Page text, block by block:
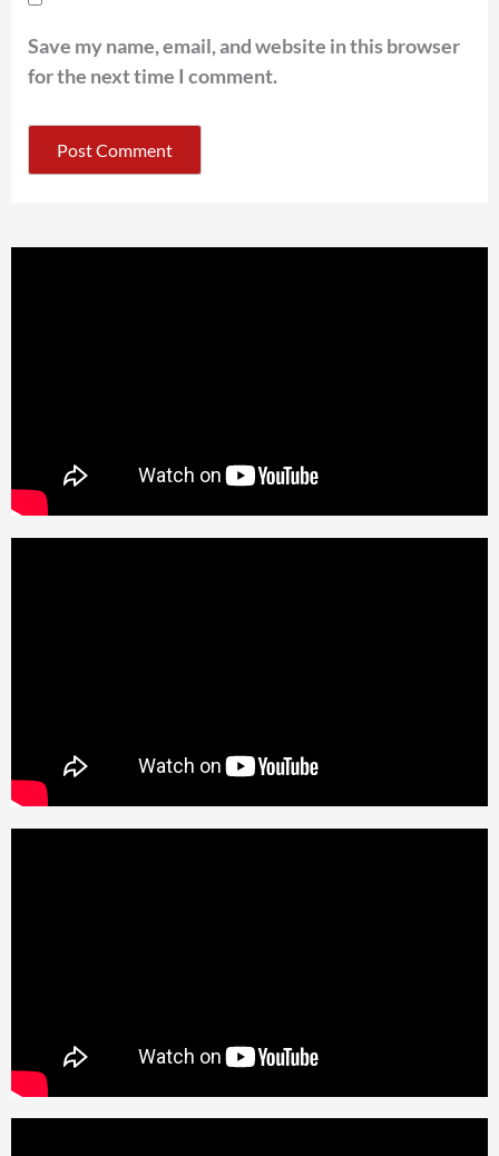
Save my name, email, and website in this browser
for the next time I comment.